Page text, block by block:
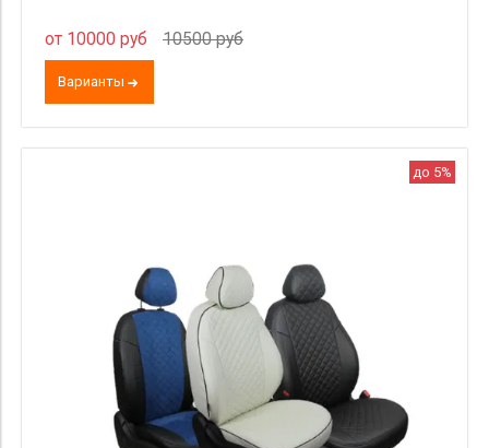
от 10000 руб 10500 руб
Варианты
до 5%